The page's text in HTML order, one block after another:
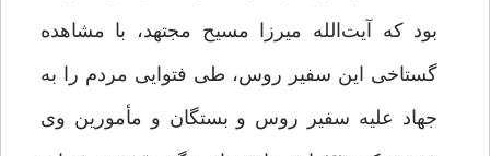
بود که آیت‌الله میرزا مسیح مجتهد، با مشاهده
گستاخی این سفیر روس، طی فتوایی مردم را به
جهاد علیه سفیر روس و بستگان و مأمورین وی